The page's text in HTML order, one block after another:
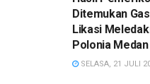
Ditemukan
Likasi
Polonia Medan
SELASA, 21 JULI